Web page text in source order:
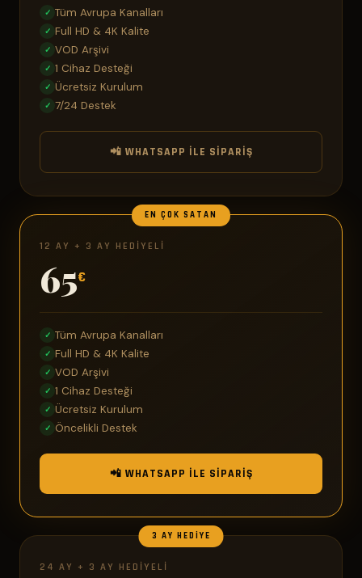
✓ Tüm Avrupa Kanalları
✓ Full HD & 4K Kalite
✓ VOD Arşivi
✓ 1 Cihaz Desteği
✓ Ücretsiz Kurulum
✓ 7/24 Destek
📲 WHATSAPP ILE SIPARIŞ
EN ÇOK SATAN
12 AY + 3 AY HEDIYELI
65€
✓ Tüm Avrupa Kanalları
✓ Full HD & 4K Kalite
✓ VOD Arşivi
✓ 1 Cihaz Desteği
✓ Ücretsiz Kurulum
✓ Öncelikli Destek
📲 WHATSAPP ILE SIPARIŞ
3 AY HEDIYE
24 AY + 3 AY HEDIYELI